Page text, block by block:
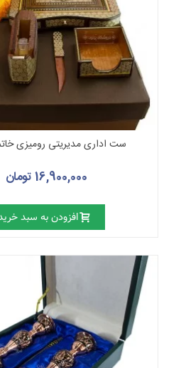
ست اداری مدیریتی رومیزی
16,900,000 تومان
افزودن به سبد